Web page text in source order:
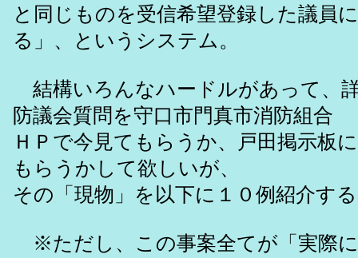
と同じものを受信希望登録した議員
る」、というシステム。
結構いろんなハードルがあって、
防議会質問を守口市門真市消防組合
ＨＰで今見てもらうか、戸田掲示板
もらうかして欲しいが、
その「現物」を以下に１０例紹介す
※ただし、この事案全てが「実際